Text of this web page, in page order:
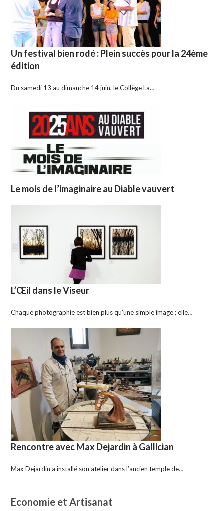
Un festival bien rodé : Plein succès pour la 24ème
édition
Du samedi 13 au dimanche 14 juin, le Collège La…
Le mois de l’imaginaire au Diable vauvert
L’Œil dans le Viseur
Chaque photographie est bien plus qu’une simple image ; elle…
Rencontre avec Max Dejardin à Gallician
Max Dejardin a installé son atelier dans l’ancien temple de…
Economie et Artisanat